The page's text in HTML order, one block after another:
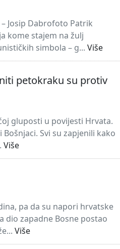
Josip Dabrofoto Patrik
kome stajem na žulj
simbola – g... Više
petokraku su protiv
gluposti u povijesti Hrvata.
Svi su zapjenili kako
Više
pa da su napori hrvatske
dio zapadne Bosne postao
Više